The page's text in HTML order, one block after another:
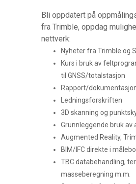
Bli oppdatert på
fra Trimble, oppdag
nettverk:
Nyheter fra Trimble og
Kurs i bruk av
til GNSS/totalstasjon
Rapport/
Ledningsforskriften
3D skanning og
Grunnleggende bruk av
Augmented Reality,
BIM/IFC direkte i
TBC databehandling,
masseberegning m.m.